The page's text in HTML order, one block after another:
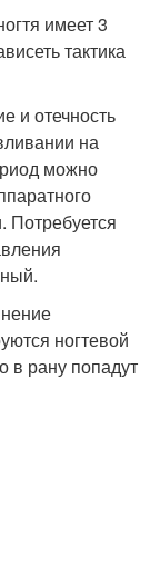
имеет 3
тактика
и отечность
на
можно
Потребуется
ногтевой
в рану попадут